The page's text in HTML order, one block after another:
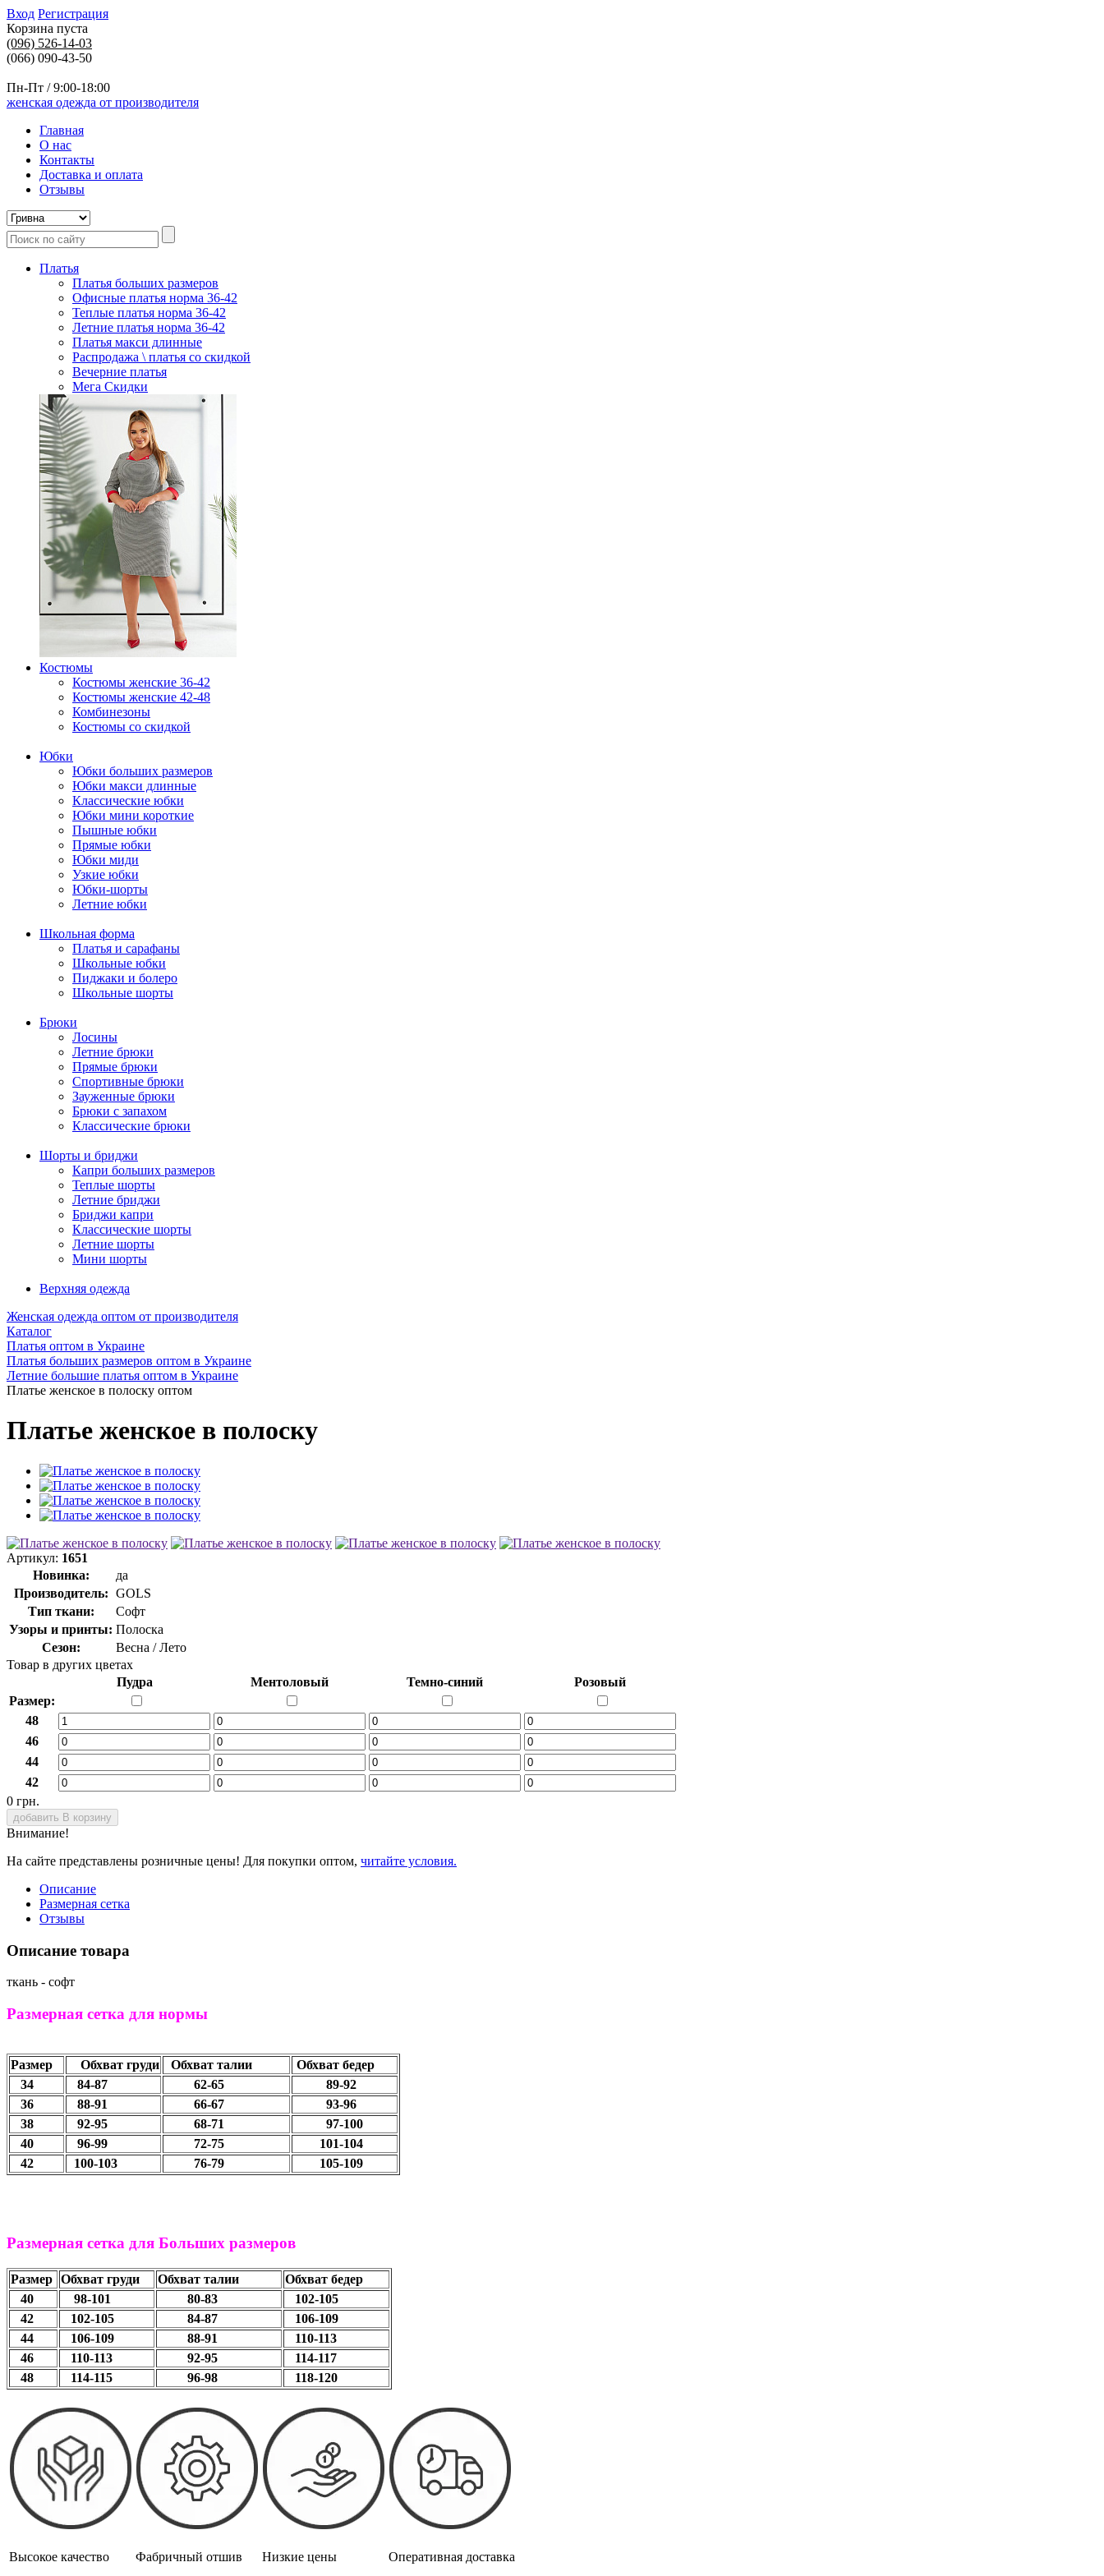
Вход Регистрация
Корзина пуста
(096) 526-14-03
(066) 090-43-50
Пн-Пт / 9:00-18:00
женская одежда от производителя
Главная
О нас
Контакты
Доставка и оплата
Отзывы
Платья
Платья больших размеров
Офисные платья норма 36-42
Теплые платья норма 36-42
Летние платья норма 36-42
Платья макси длинные
Распродажа \ платья со скидкой
Вечерние платья
Мега Скидки
Костюмы
Костюмы женские 36-42
Костюмы женские 42-48
Комбинезоны
Костюмы со скидкой
Юбки
Юбки больших размеров
Юбки макси длинные
Классические юбки
Юбки мини короткие
Пышные юбки
Прямые юбки
Юбки миди
Узкие юбки
Юбки-шорты
Летние юбки
Школьная форма
Платья и сарафаны
Школьные юбки
Пиджаки и болеро
Школьные шорты
Брюки
Лосины
Летние брюки
Прямые брюки
Спортивные брюки
Зауженные брюки
Брюки с запахом
Классические брюки
Шорты и бриджи
Капри больших размеров
Теплые шорты
Летние бриджи
Бриджи капри
Классические шорты
Летние шорты
Мини шорты
Верхняя одежда
Женская одежда оптом от производителя
Каталог
Платья оптом в Украине
Платья больших размеров оптом в Украине
Летние большие платья оптом в Украине
Платье женское в полоску оптом
Платье женское в полоску
Артикул: 1651
Новинка:
да
Производитель: GOLS
Тип ткани:
Софт
Узоры и принты: Полоска
Сезон:
Весна / Лето
Товар в других цветах
Пудра
Ментоловый Темно-синий
Розовый
Размер:
48
46
44
42
0 грн.
добавить В корзину
Внимание!
На сайте представлены розничные цены! Для покупки оптом, читайте условия.
Описание
Размерная сетка
Отзывы
Описание товара
ткань - софт
Размерная сетка для нормы
Размер Обхват груди Обхват талии
Обхват бедер
34
84-87 62-65
89-92
36
88-91 66-67
93-96
38
92-95 68-71
97-100
40
96-99 72-75
101-104
42
100-103 76-79 105-109
Размерная сетка для Больших размеров
Размер Обхват груди Обхват талии
Обхват бедер
40
98-101 80-83
102-105
42
102-105 84-87
106-109
44
106-109 88-91
110-113
46
110-113 92-95
114-117
48
114-115 96-98 118-120
Высокое качество Фабричный отшив Низкие цены Оперативная доставка